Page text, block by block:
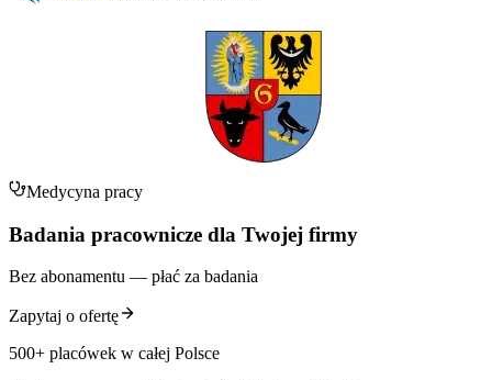
Medycyna pracy
Badania pracownicze dla Twojej firmy
Bez abonamentu — płać za badania
Zapytaj o ofertę
500+ placówek w całej Polsce